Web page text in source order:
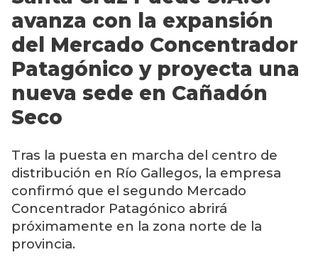
avanza con la expansión
del Mercado Concentrador
Patagónico y proyecta una
nueva sede en Cañadón
Seco
Tras la puesta en marcha del centro de
distribución en Río Gallegos, la empresa
confirmó que el segundo Mercado
Concentrador Patagónico abrirá
próximamente en la zona norte de la
provincia.